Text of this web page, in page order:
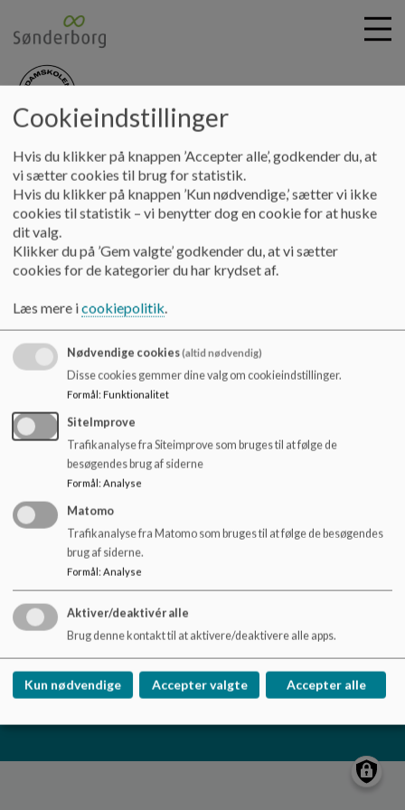
i
nydamskolen
Information Ulykkesforsikring
Ulykkesforsikring
Elever er ved aktiviteter uden for skolen ikke omfattet af en
ulykkesforsikring, der skal dække eventuelle skader.
Opdateret september 2022
Nydamskolen
Skolevej 21, V. Sottrup
nydamskolen@sonderborg.dk
88724391
/tilgaengelighedserklaering
Sitemap
Cookie politik
Cookieindstillinger
Hvis du klikker på knappen ’Accepter alle’, godkender du, at
vi sætter cookies til brug for statistik.
Hvis du klikker på knappen ’Kun nødvendige,’ sætter vi ikke
cookies til statistik – vi benytter dog en cookie for at huske
dit valg.
Klikker du på ’Gem valgte’ godkender du, at vi sætter
cookies for de kategorier du har krydset af.
Læs mere icookiepolitik.
Nødvendige cookies(altid nødvendig)
Disse cookies gemmer dine valg om cookieindstillinger.
Formål: Funktionalitet
SiteImprove
Trafikanalyse fra Siteimprove som bruges til at følge de
besøgendes brug af siderne
Formål: Analyse
Matomo
Trafikanalyse fra Matomo som bruges til at følge de besøgendes
brug af siderne.
Formål: Analyse
Aktiver/deaktivér alle
Brug denne kontakt til at aktivere/deaktivere alle apps.
Kun nødvendige Accepter valgte Accepter alle